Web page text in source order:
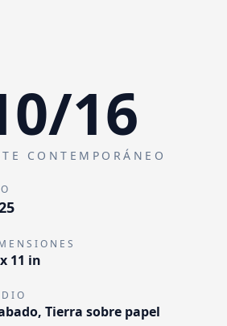
/16
CONTEMPORÁNEO
11 in
Tierra sobre papel